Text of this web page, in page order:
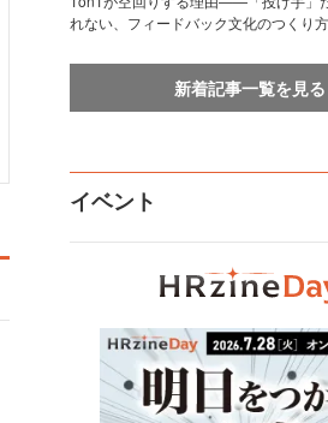
れない、フィードバック文化のつくり方
新着記事一覧を見る
イベント